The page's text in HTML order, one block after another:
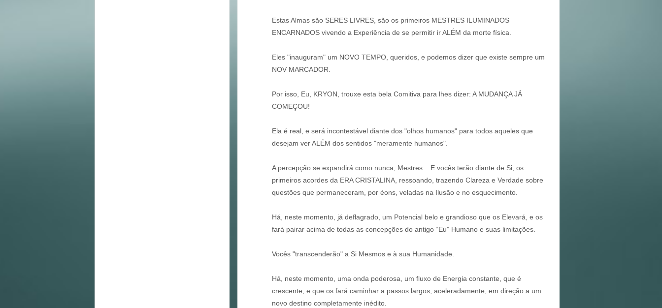
Estas Almas são SERES LIVRES, são os primeiros MESTRES ILUMINADOS
ENCARNADOS vivendo a Experiência de se permitir ir ALÉM da morte física.
Eles "inauguram" um NOVO TEMPO, queridos, e podemos dizer que existe sempre um
NOV MARCADOR.
Por isso, Eu, KRYON, trouxe esta bela Comitiva para lhes dizer: A MUDANÇA JÁ
COMEÇOU!
Ela é real, e será incontestável diante dos "olhos humanos" para todos aqueles que
desejam ver ALÉM dos sentidos "meramente humanos".
A percepção se expandirá como nunca, Mestres... E vocês terão diante de Si, os
primeiros acordes da ERA CRISTALINA, ressoando, trazendo Clareza e Verdade sobre
questões que permaneceram, por éons, veladas na Ilusão e no esquecimento.
Há, neste momento, já deflagrado, um Potencial belo e grandioso que os Elevará, e os
fará pairar acima de todas as concepções do antigo “Eu” Humano e suas limitações.
Vocês "transcenderão" a Si Mesmos e à sua Humanidade.
Há, neste momento, uma onda poderosa, um fluxo de Energia constante, que é
crescente, e que os fará caminhar a passos largos, aceleradamente, em direção a um
novo destino completamente inédito.